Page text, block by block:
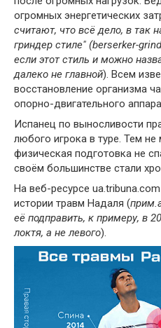
огромных энергетических
считают, что всё дело, в так
гриндер стиле" (berserker-
если этот стиль и можно
далеко не главной). Всем
восстановление организма
опорно-двигательного
Испанец по выносливости
любого игрока в туре. Тем не
физическая подготовка не
своём большинстве стали
На веб-ресурсе
истории травм Надаля (
её подправить, к примеру, в
локтя, а не левого).